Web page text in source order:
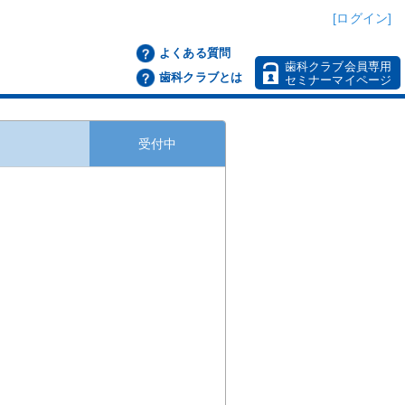
[ログイン]
よくある質問
歯科クラブとは
歯科クラブ会員専用
セミナーマイページ
受付中